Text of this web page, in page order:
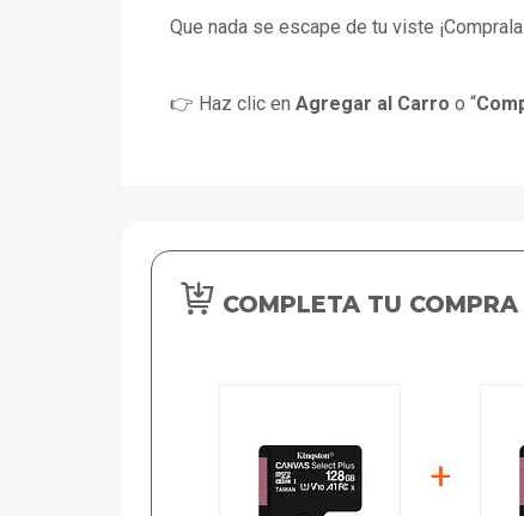
Que nada se escape de tu viste
👉 Haz clic en Agregar al Carro o “
COMPLETA TU
+